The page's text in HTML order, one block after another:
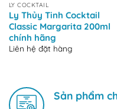
LY COCKTAIL
Ly Thủy Tinh Cocktail
Classic Margarita 200ml
chính hãng
Liên hệ đặt hàng
Sản phẩm